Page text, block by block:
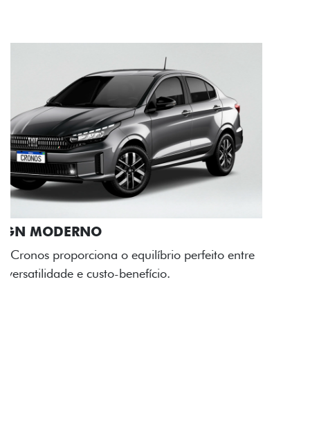
RODAS DE LIGA-LEVE
As rodas de liga leve com desenho dinâmico e
acabamento diamantado elevam o estilo do Fiat